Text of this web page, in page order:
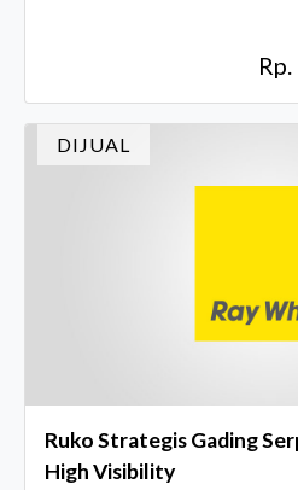
DIJUAL
Ruko Strategis Gading
High Visibility